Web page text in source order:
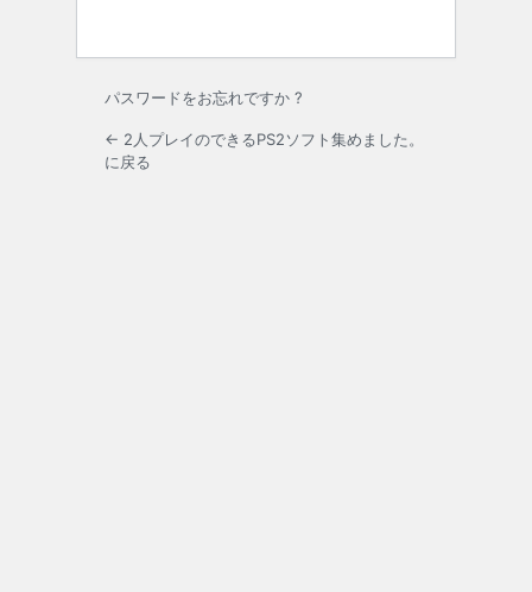
パスワードをお忘れですか ?
← 2人プレイのできるPS2ソフト集めました。
に戻る